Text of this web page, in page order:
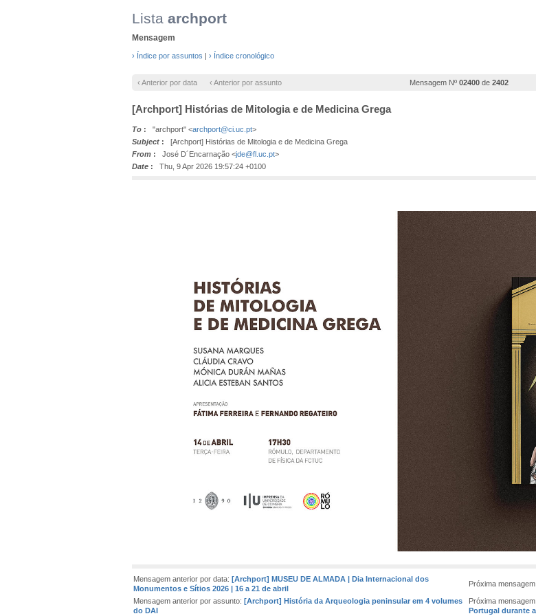
Lista archport
Mensagem
› Índice por assuntos | › Índice cronológico
‹ Anterior por data ‹ Anterior por assunto Mensagem Nº 02400 de 2402
[Archport] Histórias de Mitologia e de Medicina Grega
To : "archport" <archport@ci.uc.pt>
Subject : [Archport] Histórias de Mitologia e de Medicina Grega
From : José D´Encarnação <jde@fl.uc.pt>
Date : Thu, 9 Apr 2026 19:57:24 +0100
Mensagem anterior por data: [Archport] MUSEU DE ALMADA | Dia Internacional dos
Monumentos e Sítios 2026 | 16 a 21 de abril
Próxima
Mensagem anterior por assunto: [Archport] História da Arqueologia peninsular em 4 volumes
do DAI
Próxima
Portugal durante